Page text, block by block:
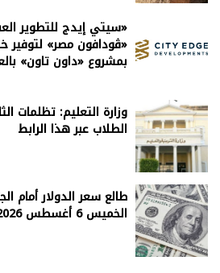
«سيتي إيدج للتطوير
بمشروع «داون تاون»
وزارة التعليم: تظلمات
الطلاب عبر هذا الرابط
طالع سعر الدولار أمام
الخميس 6 أغسطس 2026